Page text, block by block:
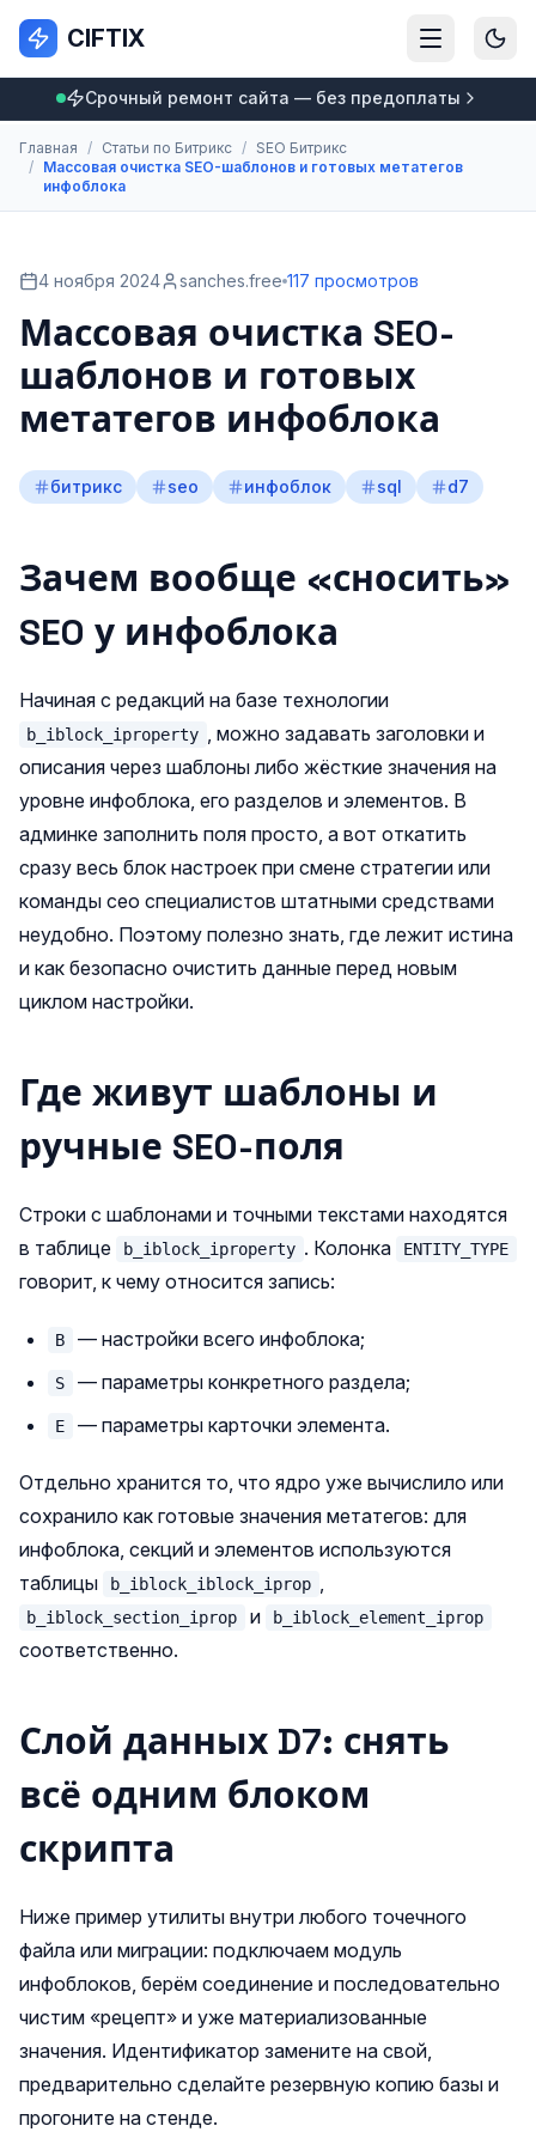
CIFTIX
Срочный ремонт сайта — без предоплаты
Главная / Статьи по Битрикс / SEO Битрикс
/ Массовая очистка SEO-шаблонов и готовых метатегов
инфоблока
4 ноября 2024 sanches.free 117 просмотров
Массовая очистка SEO-
шаблонов и готовых
метатегов инфоблока
битрикс seo инфоблок sql d7
Зачем вообще «сносить»
SEO у инфоблока
Начиная с редакций на базе технологии
b_iblock_iproperty , можно задавать заголовки и
описания через шаблоны либо жёсткие значения на
уровне инфоблока, его разделов и элементов. В
админке заполнить поля просто, а вот откатить
сразу весь блок настроек при смене стратегии или
команды сео специалистов штатными средствами
неудобно. Поэтому полезно знать, где лежит истина
и как безопасно очистить данные перед новым
циклом настройки.
Где живут шаблоны и
ручные SEO-поля
Строки с шаблонами и точными текстами находятся
в таблице
b_iblock_iproperty . Колонка ENTITY_TYPE
говорит, к чему относится запись:
B — настройки всего инфоблока;
S — параметры конкретного раздела;
E — параметры карточки элемента.
Отдельно хранится то, что ядро уже вычислило или
сохранило как готовые значения метатегов: для
инфоблока, секций и элементов используются
таблицы
b_iblock_iblock_iprop ,
b_iblock_section_iprop и b_iblock_element_iprop
соответственно.
Слой данных D7: снять
всё одним блоком
скрипта
Ниже пример утилиты внутри любого точечного
файла или миграции: подключаем модуль
инфоблоков, берём соединение и последовательно
чистим «рецепт» и уже материализованные
значения. Идентификатор замените на свой,
предварительно сделайте резервную копию базы и
прогоните на стенде.